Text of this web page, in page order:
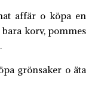
affär o köpa en
korv, pommes
grönsaker o äta